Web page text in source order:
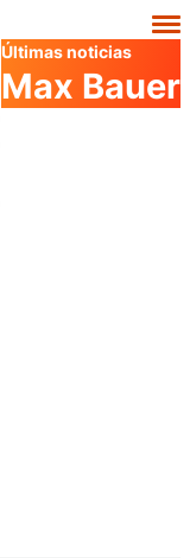
Últimas noticias
Max Bauer